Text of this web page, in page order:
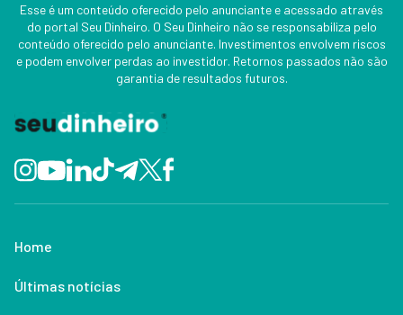
Esse é um conteúdo oferecido pelo anunciante e acessado através
do portal Seu Dinheiro. O Seu Dinheiro não se responsabiliza pelo
conteúdo oferecido pelo anunciante. Investimentos envolvem riscos
e podem envolver perdas ao investidor. Retornos passados não são
garantia de resultados futuros.
Home
Últimas notícias